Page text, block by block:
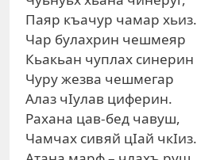
Паяр къачур чамар хьиз.
Чар булахрин чешмеяр
Кьакьан чуплах синерин
Чуру жезва чешмегар
Алаз чIулав циферин.
Рахана цав-бед чавуш,
Чамчах сивяй цIай чкIиз.